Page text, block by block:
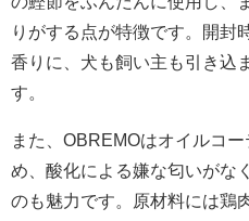
りがする点が特徴です。開封
香りに、犬も飼い主も引き込
す。
また、OBREMOはオイルコ
め、酸化による嫌な匂いがな
のも魅力です。原材料には鶏